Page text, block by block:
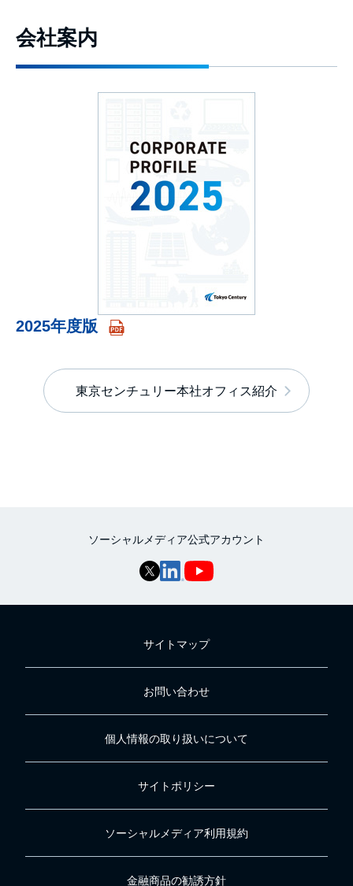
会社案内
2025年度版
東京センチュリー本社オフィス紹介
ソーシャルメディア公式アカウント
サイトマップ
お問い合わせ
個人情報の取り扱いについて
サイトポリシー
ソーシャルメディア利用規約
金融商品の勧誘方針